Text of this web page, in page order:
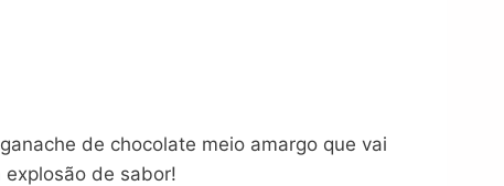
de chocolate meio amargo que vai
de sabor!